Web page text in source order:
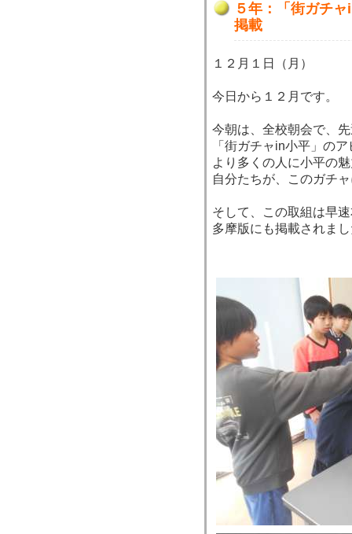
５年：「街ガチ
掲載
１２月１日（月）
今日から１２月です。
今朝は、全校朝会で、
「街ガチャin小平」の
より多くの人に小平の
自分たちが、このガチ
そして、この取組は早
多摩版にも掲載されま